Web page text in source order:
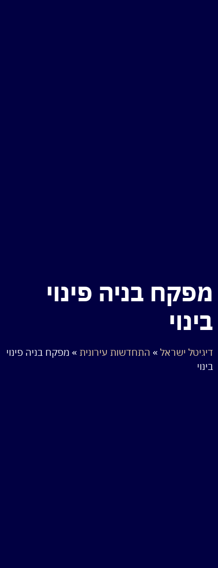
מפקח בניה פינוי
בינוי
דיגיטל ישראל » התחדשות עירונית » מפקח בניה פינוי
בינוי